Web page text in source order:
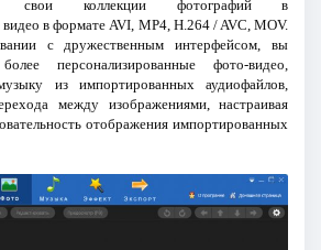
свои коллекции фотографий в
в формате AVI, MP4, H.264 / AVC, MOV.
с дружественным интерфейсом, вы
персонализированные фото-видео,
из импортированных аудиофайлов,
между изображениями, настраивая
отображения импортированных